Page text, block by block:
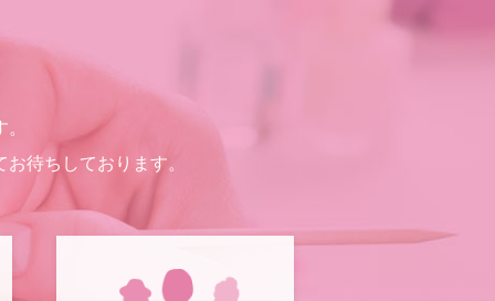
待ちしております。